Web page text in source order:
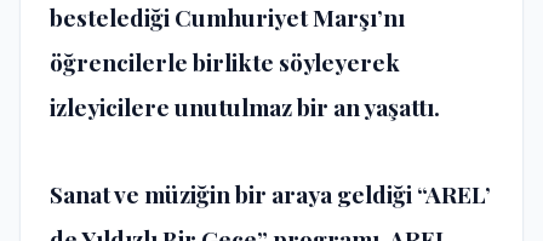
bestelediği Cumhuriyet Marşı’nı
öğrencilerle birlikte söyleyerek
izleyicilere unutulmaz bir an yaşattı.
Sanat ve müziğin bir araya geldiği “AREL’